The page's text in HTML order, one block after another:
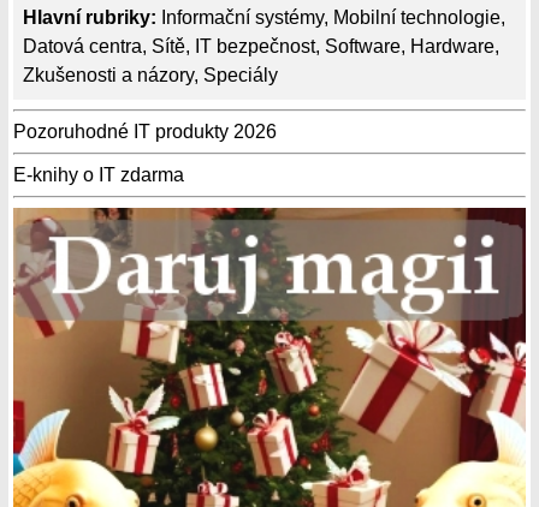
Hlavní rubriky: Informační systémy, Mobilní technologie,
Datová centra, Sítě, IT bezpečnost, Software, Hardware,
Zkušenosti a názory, Speciály
Pozoruhodné IT produkty 2026
E-knihy o IT zdarma